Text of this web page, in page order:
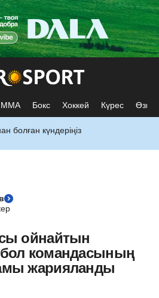
ММА Бокс Хоккей Күрес Өзге
болған күндеріңіз
ойнайтын
командасының
жарияланды